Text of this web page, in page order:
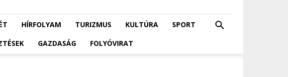
HÍRFOLYAM TURIZMUS KULTÚRA
SPORT
GAZDASÁG FOLYÓVIRAT